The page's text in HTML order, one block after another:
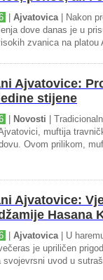
Ajvatovica| Nakon
dove danas je u
zvanica na platou
Ajvatovice:
stijene
Novosti |
muftija
Ovom prilikom,
Ajvatovice:
Hasana
Ajvatovica| U
je upriličen
svojevrsni uvod u